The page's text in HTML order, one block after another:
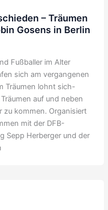
– Träumen
Gosens in Berlin
Fußballer im Alter
sich am vergangenen
Träumen lohnt sich-
auf und neben
zu kommen. Organisiert
mit der DFB-
Sepp Herberger und der